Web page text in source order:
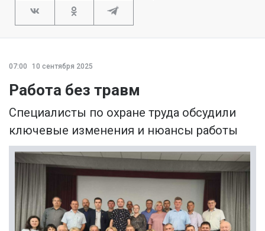
07:00 10 сентября 2025
Работа без травм
Специалисты по охране труда обсудили
ключевые изменения и нюансы работы